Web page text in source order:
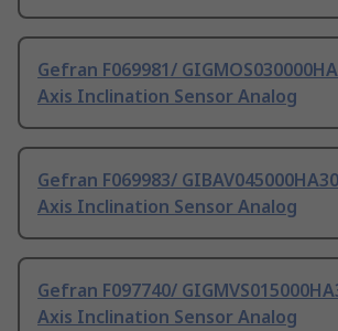
Gefran F069981/
Axis Inclination Sensor Analog
Gefran F069983/
Axis Inclination Sensor Analog
Gefran F097740/
Axis Inclination Sensor Analog